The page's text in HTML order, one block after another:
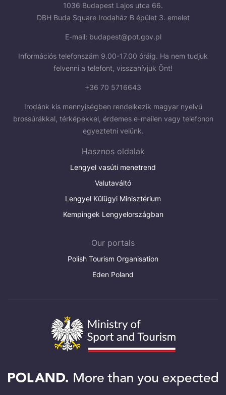
1036 Budapest Lajos utca 66.
DBH Buda Square Irodaház B épület 3. emelet
E-mail: budapest@pot.gov.pl
Információs telefonszám 9.00-17.00 óráig. Ha nem tudjuk
felvenni a telefont, visszahívjuk Önt!
+36 70 5716643
Irodánk kis mennyiségben rendelkezik magyar nyelvű
brossúrákkal, térképekkel, érdemes e-mailen vagy telefonon
egyeztetni velünk.
Hasznos oldalak
Lengyel vasúti menetrend
Valutaváltó
Lengyel Külügyi Minisztérium
Kempingek Lengyelországban
Our portals
Polish Tourism Organisation
Eden Poland